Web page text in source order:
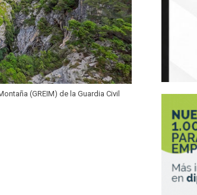
(GREIM) de la Guardia Civil